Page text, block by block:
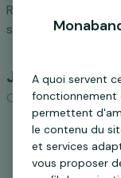
Remplissez en
souscription et
Justificatif
Chargez votre
Virement
Réalisez un
A quoi servent
fonctionnement
permettent
le contenu du
et services
vous proposer